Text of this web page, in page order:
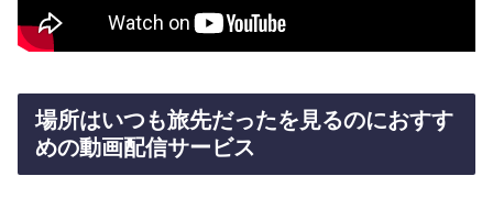
場所はいつも旅先だったを見るのにおすす
めの動画配信サービス